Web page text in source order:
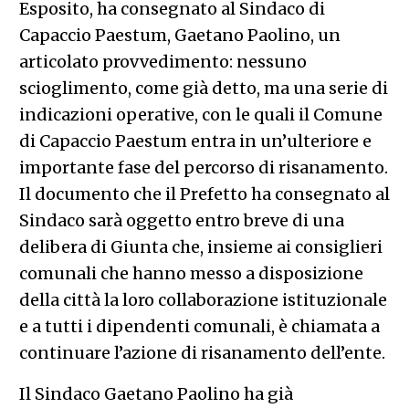
Esposito, ha consegnato al Sindaco di
Capaccio Paestum, Gaetano Paolino, un
articolato provvedimento: nessuno
scioglimento, come già detto, ma una serie di
indicazioni operative, con le quali il Comune
di Capaccio Paestum entra in un’ulteriore e
importante fase del percorso di risanamento.
Il documento che il Prefetto ha consegnato al
Sindaco sarà oggetto entro breve di una
delibera di Giunta che, insieme ai consiglieri
comunali che hanno messo a disposizione
della città la loro collaborazione istituzionale
e a tutti i dipendenti comunali, è chiamata a
continuare l’azione di risanamento dell’ente.
Il Sindaco Gaetano Paolino ha già